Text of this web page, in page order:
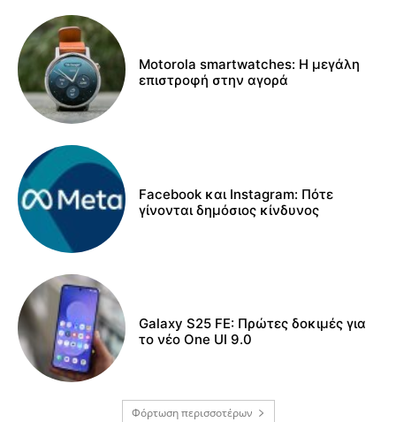
Motorola smartwatches: Η μεγάλη
επιστροφή στην αγορά
Facebook και Instagram: Πότε
γίνονται δημόσιος κίνδυνος
Galaxy S25 FE: Πρώτες δοκιμές για
το νέο One UI 9.0
Φόρτωση περισσοτέρων